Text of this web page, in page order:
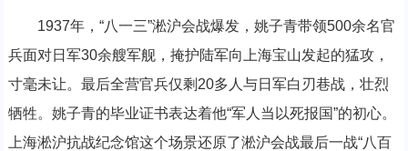
1937年，“八一三”淞沪会战爆发，姚子青带领500余名官
兵面对日军30余艘军舰，掩护陆军向上海宝山发起的猛攻，
寸毫未让。最后全营官兵仅剩20多人与日军白刃巷战，壮烈
牺牲。姚子青的毕业证书表达着他“军人当以死报国”的初心。
上海淞沪抗战纪念馆这个场景还原了淞沪会战最后一战“八百